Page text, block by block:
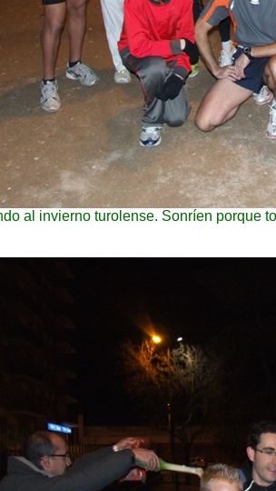
al invierno turolense. Sonríen porque